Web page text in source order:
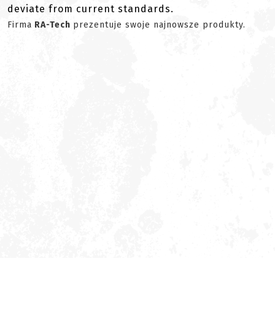
deviate from current standards.
Firma RA-Tech prezentuje swoje najnowsze produkty.